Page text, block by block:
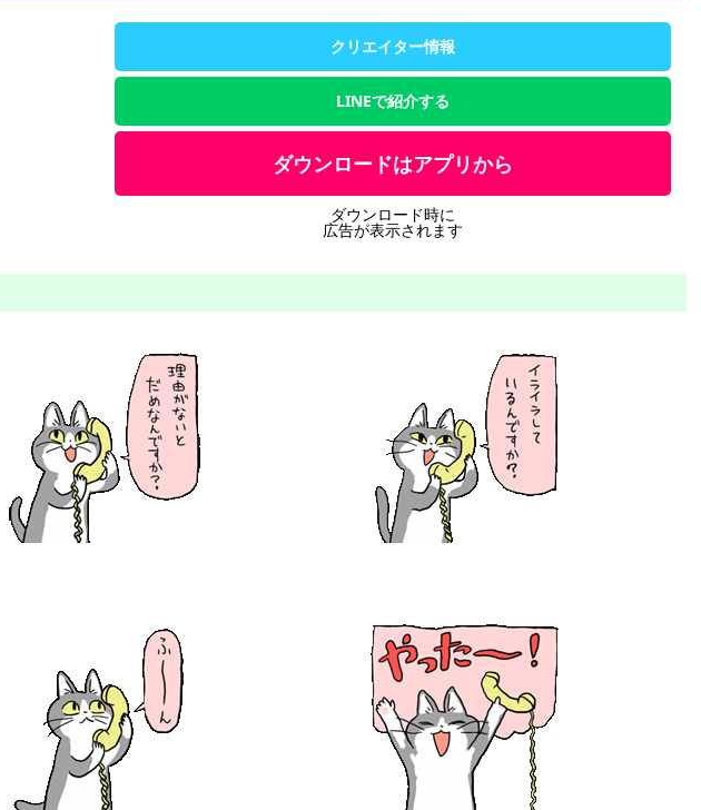
クリエイター情報
LINEで紹介する
ダウンロードはアプリから
ダウンロード時に
広告が表示されます